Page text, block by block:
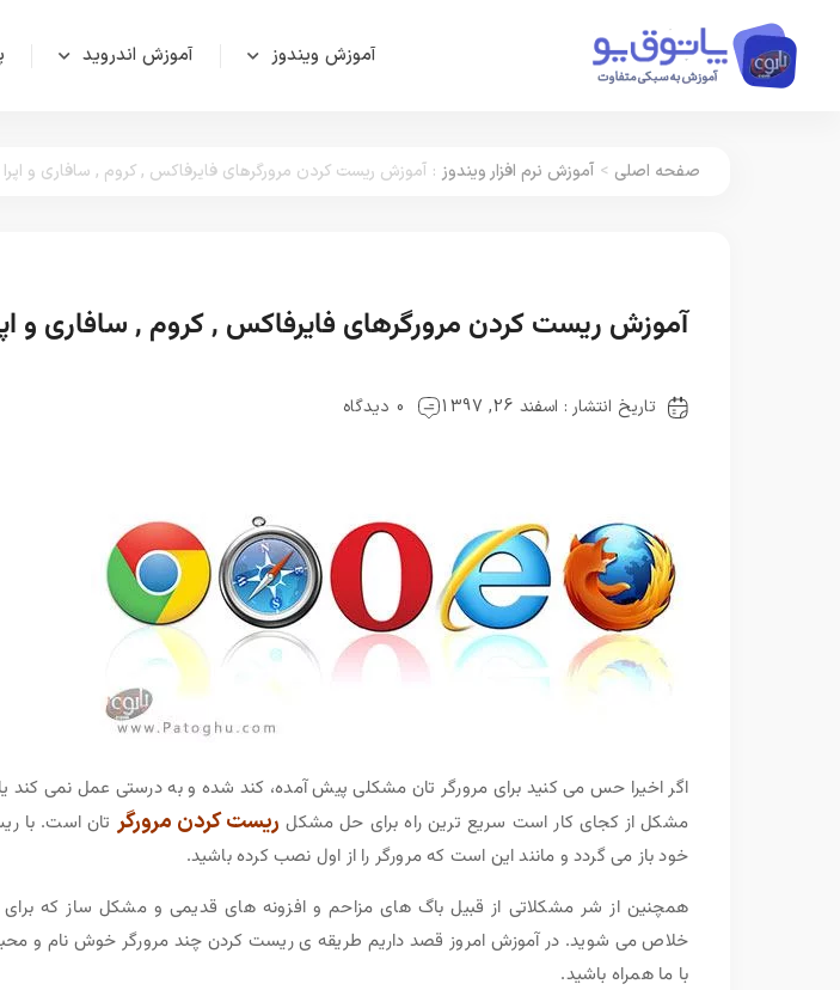
آموزش ویندوز آموزش اندروید
صفحه اصلی > آموزش نرم افزار ویندوز : آموزش ریست کردن مرورگرهای فایرفاکس , کروم , سافاری و اپرا
آموزش ریست کردن مرورگرهای فایرفاکس , کروم , سافاری و
تاریخ انتشار : اسفند 26, 1397 0 دیدگاه
اگر اخیرا حس می کنید برای مرورگر تان مشکلی پیش آمده، کند شده و به درستی عمل نمی کند
مشکل از کجای کار است سریع ترین راه برای حل مشکل ریست کردن مرورگر تان است. با
خود باز می گردد و مانند این است که مرورگر را از اول نصب کرده باشید.
همچنین از شر مشکلاتی از قبیل باگ های مزاحم و افزونه های قدیمی و مشکل ساز که برای
خلاص می شوید. در آموزش امروز قصد داریم طریقه ی ریست کردن چند مرورگر خوش نام و
با ما همراه باشید.